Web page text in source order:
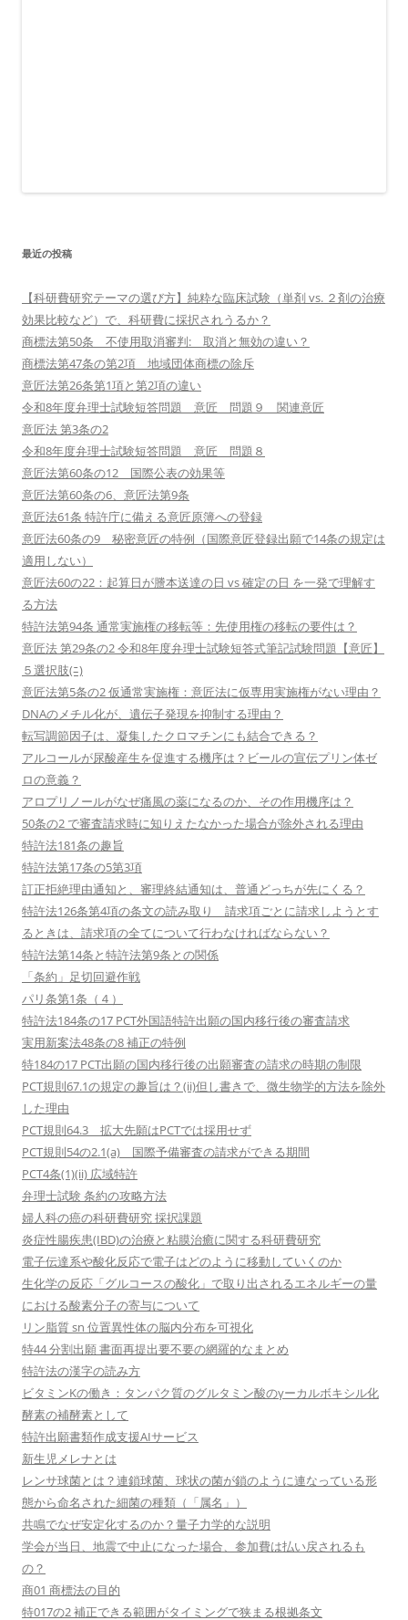
最近の投稿
【科研費研究テーマの選び方】純粋な臨床試験（単剤 vs. ２剤の治療
効果比較など）で、科研費に採択されうるか？
商標法第50条 不使用取消審判: 取消と無効の違い？
商標法第47条の第2項 地域団体商標の除斥
意匠法第26条第1項と第2項の違い
令和8年度弁理士試験短答問題 意匠 問題９ 関連意匠
意匠法 第3条の2
令和8年度弁理士試験短答問題 意匠 問題８
意匠法第60条の12 国際公表の効果等
意匠法第60条の6、意匠法第9条
意匠法61条 特許庁に備える意匠原簿への登録
意匠法60条の9 秘密意匠の特例（国際意匠登録出願で14条の規定は
適用しない）
意匠法60の22：起算日が謄本送達の日 vs 確定の日 を一発で理解す
る方法
特許法第94条 通常実施権の移転等：先使用権の移転の要件は？
意匠法 第29条の2 令和8年度弁理士試験短答式筆記試験問題【意匠】
５選択肢(ﾆ)
意匠法第5条の2 仮通常実施権：意匠法に仮専用実施権がない理由？
DNAのメチル化が、遺伝子発現を抑制する理由？
転写調節因子は、凝集したクロマチンにも結合できる？
アルコールが尿酸産生を促進する機序は？ビールの宣伝プリン体ゼ
ロの意義？
アロプリノールがなぜ痛風の薬になるのか、その作用機序は？
50条の2 で審査請求時に知りえたなかった場合が除外される理由
特許法181条の趣旨
特許法第17条の5第3項
訂正拒絶理由通知と、審理終結通知は、普通どっちが先にくる？
特許法126条第4項の条文の読み取り 請求項ごとに請求しようとす
るときは、請求項の全てについて行わなければならない？
特許法第14条と特許法第9条との関係
「条約」足切回避作戦
パリ条第1条（４）
特許法184条の17 PCT外国語特許出願の国内移行後の審査請求
実用新案法48条の8 補正の特例
特184の17 PCT出願の国内移行後の出願審査の請求の時期の制限
PCT規則67.1の規定の趣旨は？(ii)但し書きで、微生物学的方法を除外
した理由
PCT規則64.3 拡大先願はPCTでは採用せず
PCT規則54の2.1(a) 国際予備審査の請求ができる期間
PCT4条(1)(ii) 広域特許
弁理士試験 条約の攻略方法
婦人科の癌の科研費研究 採択課題
炎症性腸疾患(IBD)の治療と粘膜治癒に関する科研費研究
電子伝達系や酸化反応で電子はどのように移動していくのか
生化学の反応「グルコースの酸化」で取り出されるエネルギーの量
における酸素分子の寄与について
リン脂質 sn 位置異性体の脳内分布を可視化
特44 分割出願 書面再提出要不要の網羅的なまとめ
特許法の漢字の読み方
ビタミンKの働き：タンパク質のグルタミン酸のγーカルボキシル化
酵素の補酵素として
特許出願書類作成支援AIサービス
新生児メレナとは
レンサ球菌とは？連鎖球菌、球状の菌が鎖のように連なっている形
態から命名された細菌の種類（「属名」）
共鳴でなぜ安定化するのか？量子力学的な説明
学会が当日、地震で中止になった場合、参加費は払い戻されるも
の？
商01 商標法の目的
特017の2 補正できる範囲がタイミングで狭まる根拠条文